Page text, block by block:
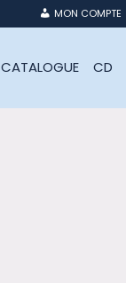
MON COMPTE
CATALOGUE CD